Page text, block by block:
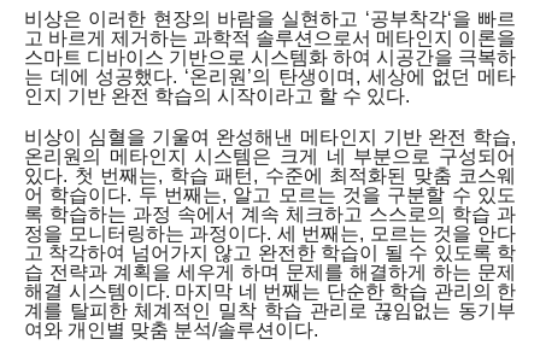
비상은 이러한 현장의 바람을 실현하고 ‘공부착각‘을 빠르
고 바르게 제거하는 과학적 솔루션으로서 메타인지 이론을
스마트 디바이스 기반으로 시스템화 하여 시공간을 극복하
는 데에 성공했다. ‘온리원’의 탄생이며, 세상에 없던 메타
인지 기반 완전 학습의 시작이라고 할 수 있다.
비상이 심혈을 기울여 완성해낸 메타인지 기반 완전 학습,
온리원의 메타인지 시스템은 크게 네 부분으로 구성되어
있다. 첫 번째는, 학습 패턴, 수준에 최적화된 맞춤 코스웨
어 학습이다. 두 번째는, 알고 모르는 것을 구분할 수 있도
록 학습하는 과정 속에서 계속 체크하고 스스로의 학습 과
정을 모니터링하는 과정이다. 세 번째는, 모르는 것을 안다
고 착각하여 넘어가지 않고 완전한 학습이 될 수 있도록 학
습 전략과 계획을 세우게 하며 문제를 해결하게 하는 문제
해결 시스템이다. 마지막 네 번째는 단순한 학습 관리의 한
계를 탈피한 체계적인 밀착 학습 관리로 끊임없는 동기부
여와 개인별 맞춤 분석/솔루션이다.